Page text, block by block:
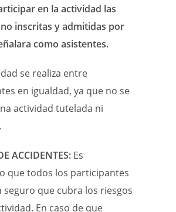
en la actividad las
inscritas y admitidas por
como asistentes.
se realiza entre
en igualdad, ya que no se
actividad tutelada ni
ACCIDENTES: Es
que todos los participantes
seguro que cubra los riesgos
En caso de que